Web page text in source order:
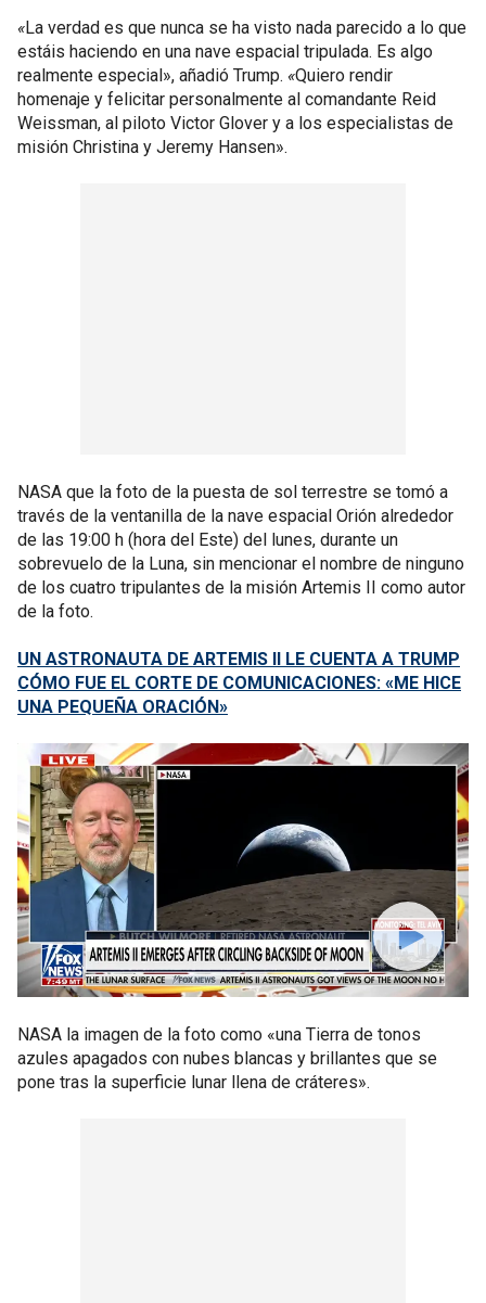
«La verdad es que nunca se ha visto nada parecido a lo que
estáis haciendo en una nave espacial tripulada. Es algo
realmente especial», añadió Trump. «Quiero rendir
homenaje y felicitar personalmente al comandante Reid
Weissman, al piloto Victor Glover y a los especialistas de
misión Christina y Jeremy Hansen».
NASA que la foto de la puesta de sol terrestre se tomó a
través de la ventanilla de la nave espacial Orión alrededor
de las 19:00 h (hora del Este) del lunes, durante un
sobrevuelo de la Luna, sin mencionar el nombre de ninguno
de los cuatro tripulantes de la misión Artemis II como autor
de la foto.
UN ASTRONAUTA DE ARTEMIS II LE CUENTA A TRUMP
CÓMO FUE EL CORTE DE COMUNICACIONES: «ME HICE
UNA PEQUEÑA ORACIÓN»
NASA la imagen de la foto como «una Tierra de tonos
azules apagados con nubes blancas y brillantes que se
pone tras la superficie lunar llena de cráteres».